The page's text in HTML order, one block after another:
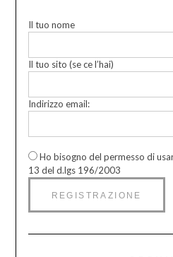
Il tuo nome
Il tuo sito (se ce l’hai)
Indirizzo email:
Ho bisogno del permesso di
13 del d.lgs 196/2003